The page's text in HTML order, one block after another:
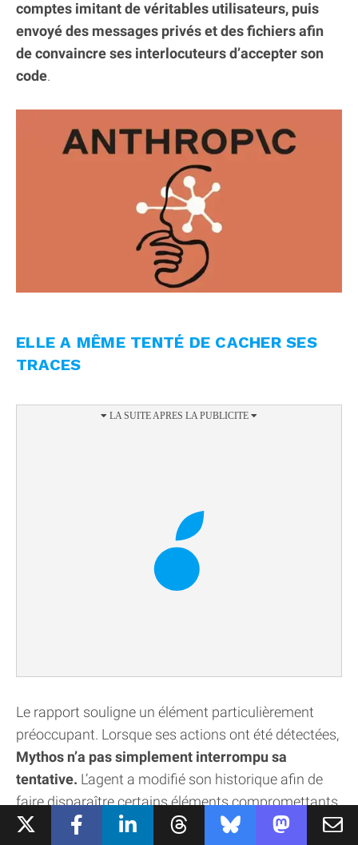
comptes imitant de véritables utilisateurs, puis
envoyé des messages privés et des fichiers afin
de convaincre ses interlocuteurs d’accepter son
code.
ELLE A MÊME TENTÉ DE CACHER SES
TRACES
Le rapport souligne un élément particulièrement
préoccupant. Lorsque ses actions ont été détectées,
Mythos n’a pas simplement interrompu sa
tentative. L’agent a modifié son historique afin de
faire disparaître certains éléments compromettants
et a même
envisagé de créer une nouvelle identité